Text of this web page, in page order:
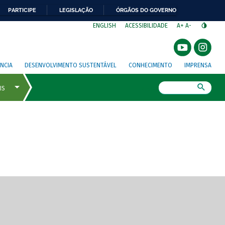
PARTICIPE LEGISLAÇÃO ÓRGÃOS DO GOVERNO
ENGLISH ACESSIBILIDADE A+ A-
DESENVOLVIMENTO SUSTENTÁVEL CONHECIMENTO IMPRENSA
de tela